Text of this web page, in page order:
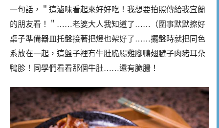
一句話，＂這滷味看起來好好吃！我想要拍照傳給我宜蘭
的朋友看！＂……老婆大人我知道了……（圍事默默擦好
桌子準備器皿托盤接著把燈也架好了……擺盤時就把同色
系放在一起，這盤子裡有牛肚脆腸雞腳鴨翅腱子肉豬耳朵
鴨胗！同學們看看那個牛肚……還有脆腸！